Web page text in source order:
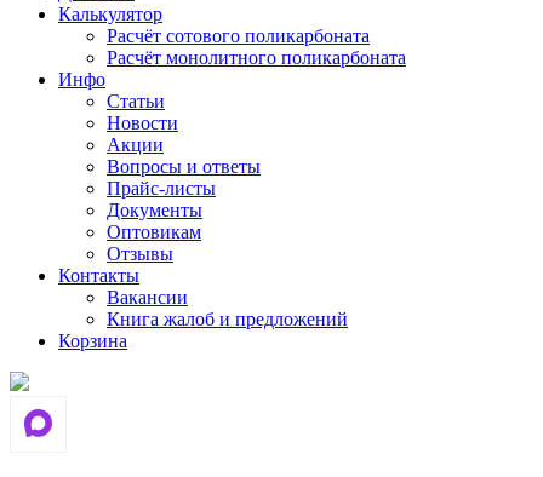
Калькулятор
Расчёт сотового поликарбоната
Расчёт монолитного поликарбоната
Инфо
Статьи
Новости
Акции
Вопросы и ответы
Прайс-листы
Документы
Оптовикам
Отзывы
Контакты
Вакансии
Книга жалоб и предложений
Корзина